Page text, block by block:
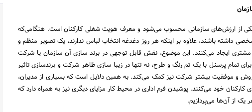
از ارزش‌های سازمانی محسوب می‌شود و معرف هویت شغلی کارکنان است. هنگامی‌که
داشته باشند، علاوه بر اینکه هر روز دغدغه انتخاب لباس ندارند، یک تصویر منظم و
ایجاد می‌کنند. این موضوع، نقش قابل توجهی در برند سازی آن سازمان یا شرکت
برای تمام پرسنل با یک تم رنگ و طرح، نه تنها در زیبا سازی ظاهر شرکت و برندسازی تاثیر
فروش و موفقیت بیشتر شرکت نیز کمک می‌کند. به همین دلایل است که بسیاری از مدیران،
کارکنان خود می‌کنند. پوشیدن فرم اداری در محیط کار مزایای دیگری نیز به همراه دارد که
یک از آن‌ها می‌پردازیم.